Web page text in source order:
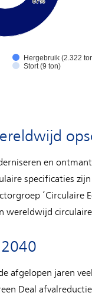
Hergebruik (2.322
Stort (9 ton)
en
specificaties
‘Circulaire
wereldwijd
afgelopen jaren
Deal